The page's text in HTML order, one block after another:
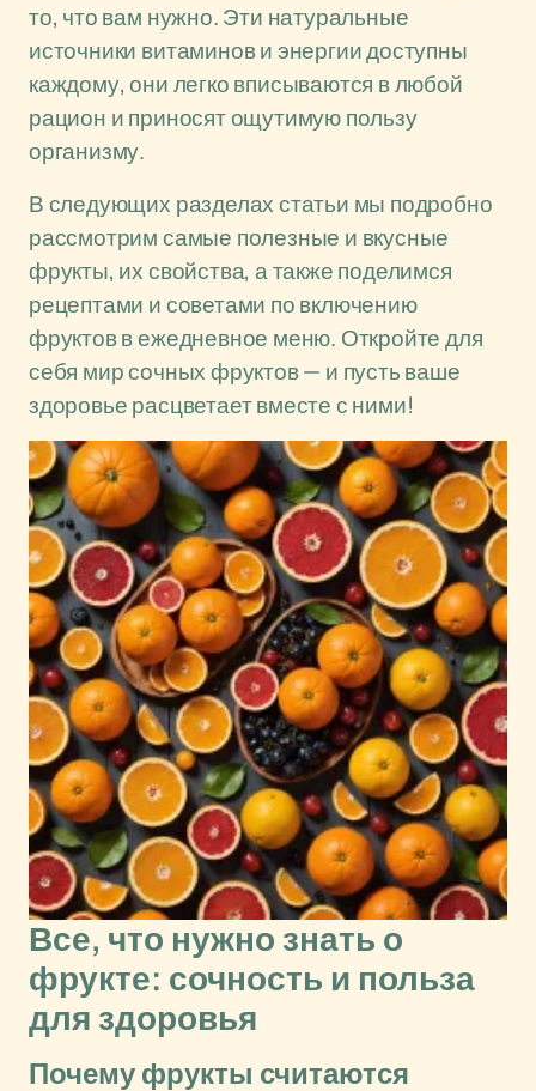
то, что вам нужно. Эти натуральные
источники витаминов и энергии доступны
каждому, они легко вписываются в любой
рацион и приносят ощутимую пользу
организму.
В следующих разделах статьи мы подробно
рассмотрим самые полезные и вкусные
фрукты, их свойства, а также поделимся
рецептами и советами по включению
фруктов в ежедневное меню. Откройте для
себя мир сочных фруктов — и пусть ваше
здоровье расцветает вместе с ними!
Все, что нужно знать о
фрукте: сочность и польза
для здоровья
Почему фрукты считаются